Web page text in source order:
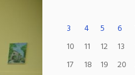
3
4 5 6
10
11 12 13
17
18 19 20